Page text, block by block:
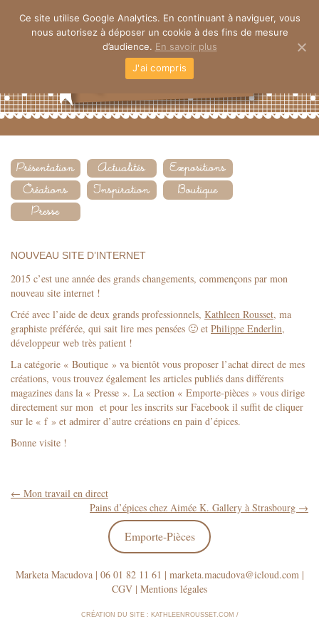
NOUVEAU SITE D’INTERNET
2015 c’est une année des grands changements, commençons par mon
nouveau site internet !
Créé avec l’aide de deux grands professionnels, Kathleen Rousset, ma
graphiste préférée, qui sait lire mes pensées 🙂 et Philippe Enderlin,
développeur web très patient !
La catégorie « Boutique » va bientôt vous proposer l’achat direct de mes
créations, vous trouvez également les articles publiés dans différents
magazines dans la « Presse ». La section « Emporte-pièces » vous dirige
directement sur mon et pour les inscrits sur Facebook il suffit de cliquer
sur le « f » et admirer d’autre créations en pain d’épices.
Bonne visite !
Navigation
articles
← Mon travail en direct
Pains d’épices chez Aimée K. Gallery à Strasbourg →
Emporte-Pièces
Marketa Macudova | 06 01 82 11 61 | marketa.macudova@icloud.com |
CGV | Mentions légales
CRÉATION DU SITE : KATHLEENROUSSET.COM /
Ce site utilise Google Analytics. En continuant à naviguer, vous
nous autorisez à déposer un cookie à des fins de mesure
d’audience. En savoir plus
J'ai compris